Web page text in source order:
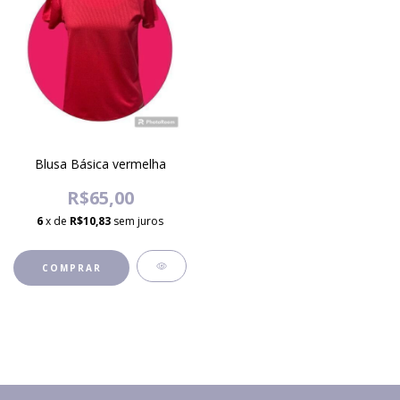
Blusa Básica vermelha
R$65,00
6x de R$10,83 sem juros
COMPRAR